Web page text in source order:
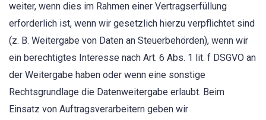
weiter, wenn dies im Rahmen einer Vertragserfüllung
erforderlich ist, wenn wir gesetzlich hierzu verpflichtet sind
(z. B. Weitergabe von Daten an Steuerbehörden), wenn wir
ein berechtigtes Interesse nach Art. 6 Abs. 1 lit. f DSGVO an
der Weitergabe haben oder wenn eine sonstige
Rechtsgrundlage die Datenweitergabe erlaubt. Beim
Einsatz von Auftragsverarbeitern geben wir